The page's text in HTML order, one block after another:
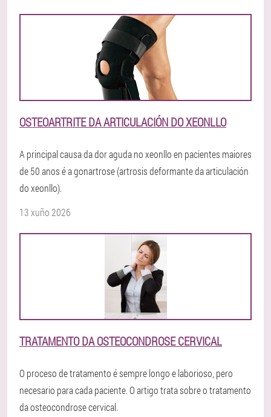
OSTEOARTRITE DA ARTICULACIÓN DO XEONLLO
A principal causa da dor aguda no xeonllo en pacientes maiores
de 50 anos é a gonartrose (artrosis deformante da articulación
do xeonllo).
13 xuño 2026
TRATAMENTO DA OSTEOCONDROSE CERVICAL
O proceso de tratamento é sempre longo e laborioso, pero
necesario para cada paciente. O artigo trata sobre o tratamento
da osteocondrose cervical.